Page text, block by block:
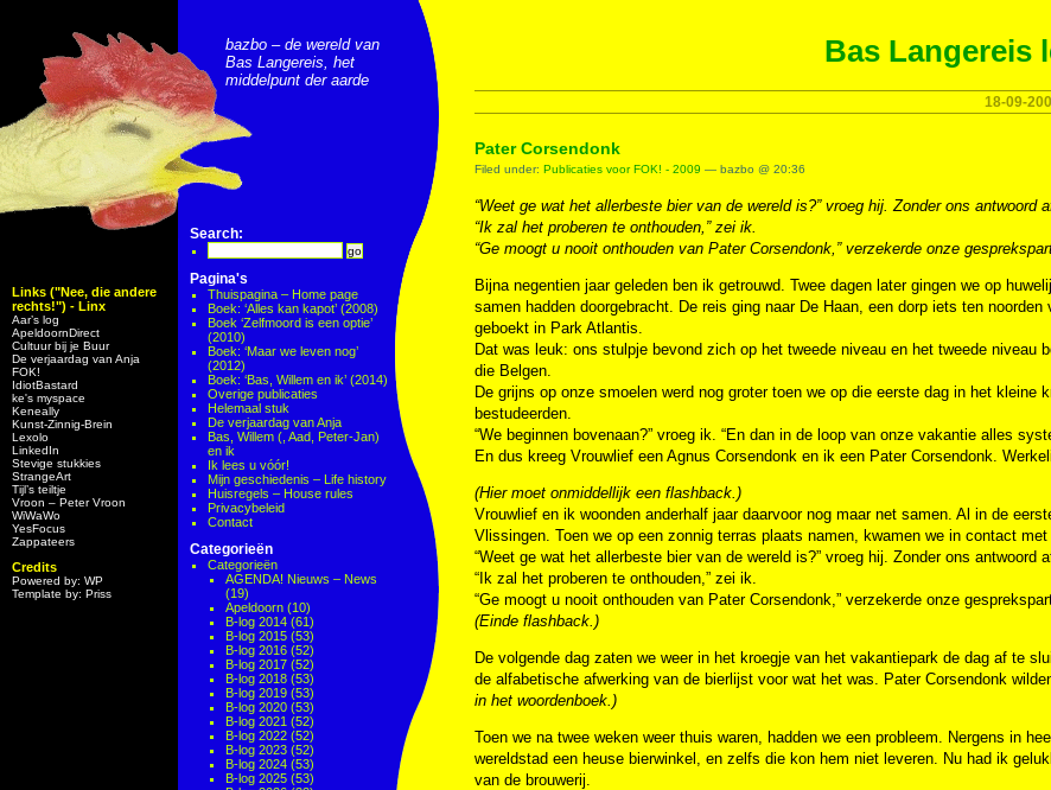
Links ("Nee, die andere
rechts!") - Linx
Aar’s log
ApeldoornDirect
Cultuur bij je Buur
De verjaardag van Anja
FOK!
IdiotBastard
ke's myspace
Keneally
Kunst-Zinnig-Brein
Lexolo
LinkedIn
Stevige stukkies
StrangeArt
Tijl’s teiltje
Vroon – Peter Vroon
WiWaWo
YesFocus
Zappateers
Credits
Powered by: WP
Template by: Priss
bazbo – de wereld van
Bas Langereis, het
middelpunt der aarde
Search:
Pagina's
Thuispagina – Home page
Boek: ‘Alles kan kapot’ (2008)
Boek ‘Zelfmoord is een optie’
(2010)
Boek: ‘Maar we leven nog’
(2012)
Boek: ‘Bas, Willem en ik’ (2014)
Overige publicaties
Helemaal stuk
De verjaardag van Anja
Bas, Willem (, Aad, Peter-Jan)
en ik
Ik lees u vóór!
Mijn geschiedenis – Life history
Huisregels – House rules
Privacybeleid
Contact
Categorieën
Categorieën
AGENDA! Nieuws – News
(19)
Apeldoorn (10)
B-log 2014 (61)
B-log 2015 (53)
B-log 2016 (52)
B-log 2017 (52)
B-log 2018 (53)
B-log 2019 (53)
B-log 2020 (53)
B-log 2021 (52)
B-log 2022 (52)
B-log 2023 (52)
B-log 2024 (53)
B-log 2025 (53)
Bas Langereis
18-09-
Pater Corsendonk
Filed under: Publicaties voor FOK! - 2009 — bazbo @ 20:36
“Weet ge wat het allerbeste bier van de wereld is?” vroeg hij. Zonder ons
“Ik zal het proberen te onthouden,” zei ik.
“Ge moogt u nooit onthouden van Pater Corsendonk,” verzekerde onze
Bijna negentien jaar geleden ben ik getrouwd. Twee dagen later gingen we op
samen hadden doorgebracht. De reis ging naar De Haan, een dorp iets ten
geboekt in Park Atlantis.
Dat was leuk: ons stulpje bevond zich op het tweede niveau en het tweede
die Belgen.
De grijns op onze smoelen werd nog groter toen we op die eerste dag in het
bestudeerden.
“We beginnen bovenaan?” vroeg ik. “En dan in de loop van onze vakantie alles
En dus kreeg Vrouwlief een Agnus Corsendonk en ik een Pater Corsendonk.
(Hier moet onmiddellijk een flashback.)
Vrouwlief en ik woonden anderhalf jaar daarvoor nog maar net samen. Al in de
Vlissingen. Toen we op een zonnig terras plaats namen, kwamen we in contact
“Weet ge wat het allerbeste bier van de wereld is?” vroeg hij. Zonder ons
“Ik zal het proberen te onthouden,” zei ik.
“Ge moogt u nooit onthouden van Pater Corsendonk,” verzekerde onze
(Einde flashback.)
De volgende dag zaten we weer in het kroegje van het vakantiepark de dag af te
de alfabetische afwerking van de bierlijst voor wat het was. Pater Corsendonk
in het woordenboek.)
Toen we na twee weken weer thuis waren, hadden we een probleem. Nergens in
wereldstad een heuse bierwinkel, en zelfs die kon hem niet leveren. Nu had ik
van de brouwerij.